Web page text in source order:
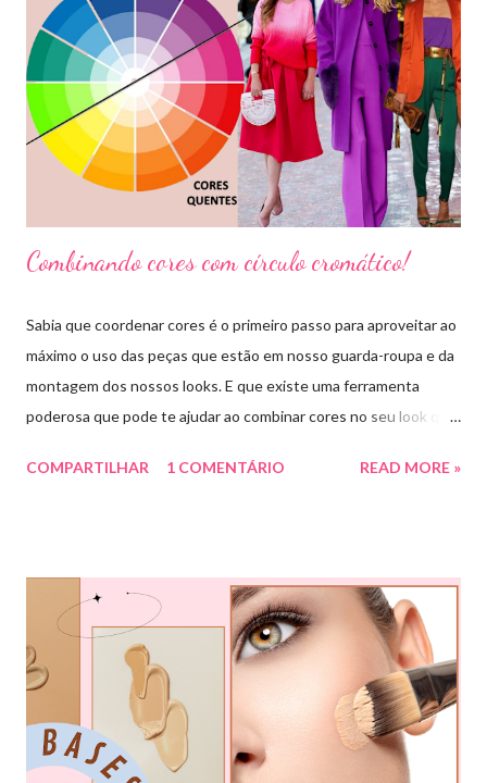
Combinando cores com círculo cromático!
Sabia que coordenar cores é o primeiro passo para aproveitar ao
máximo o uso das peças que estão em nosso guarda-roupa e da
montagem dos nossos looks. E que existe uma ferramenta
poderosa que pode te ajudar ao combinar cores no seu look que
divido em 12 pedaços, onde cada um pedaço apresenta uma cor,
para nossos looks criando produções incríveis. Essa ferramenta
é super usada por profissionais da moda, porém qualquer pessoa
pode usar e garanto pra vocês que ajuda muitooo! Bora conferir
algumas das combinações de cores que podemos fazer com o
círculo cromático: COMBINAÇÃO MONOCROMÁTICA: uma
única cor ou a combinação de tom sobre tom (entre variação de
COMPARTILHAR 1 COMENTÁRIO READ MORE »